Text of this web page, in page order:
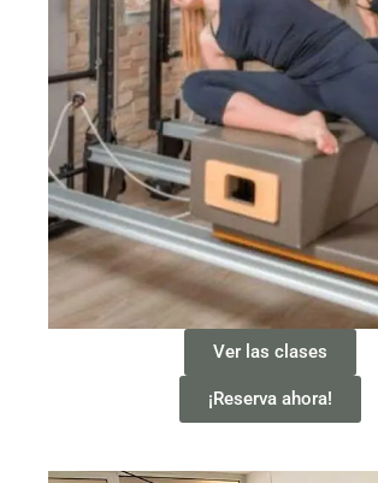
Ver las clases
¡Reserva ahora!